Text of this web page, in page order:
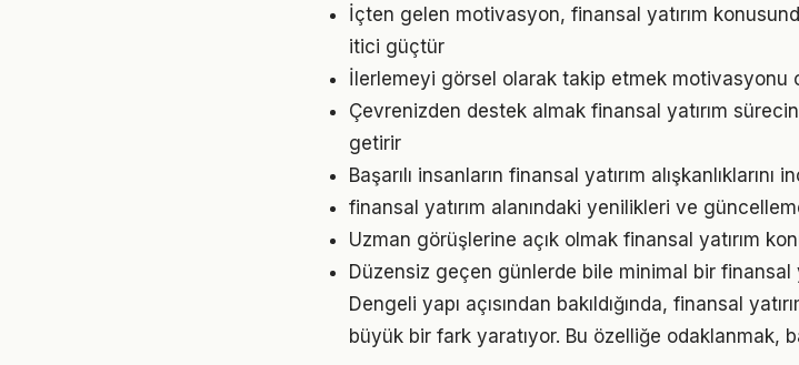
İçten gelen motivasyon, finansal yatırım
itici güçtür
İlerlemeyi görsel olarak takip etmek motivasyonu
Çevrenizden destek almak finansal yatırım
getirir
Başarılı insanların finansal yatırım
finansal yatırım alanındaki yenilikleri ve
Uzman görüşlerine açık olmak finansal yatırım
Düzensiz geçen günlerde bile minimal bir finansal
Dengeli yapı açısından bakıldığında, finansal
büyük bir fark yaratıyor. Bu özelliğe odaklanmak,